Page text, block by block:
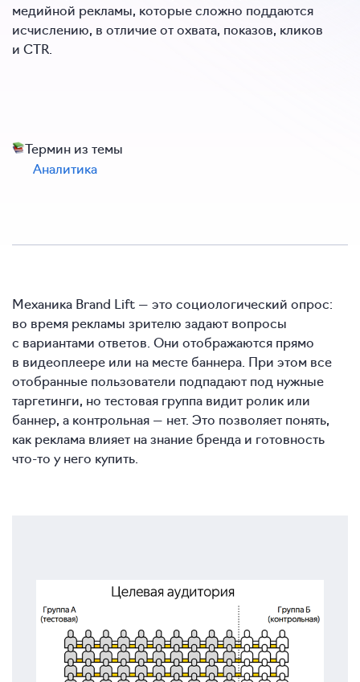
Термин из темы
Аналитика
медийной рекламы, которые сложно поддаются
исчислению, в отличие от охвата, показов, кликов
и CTR.
Механика Brand Lift — это социологический опрос:
во время рекламы зрителю задают вопросы
с вариантами ответов. Они отображаются прямо
в видеоплеере или на месте баннера. При этом все
отобранные пользователи подпадают под нужные
таргетинги, но тестовая группа видит ролик или
баннер, а контрольная — нет. Это позволяет понять,
как реклама влияет на знание бренда и готовность
что-то у него купить.